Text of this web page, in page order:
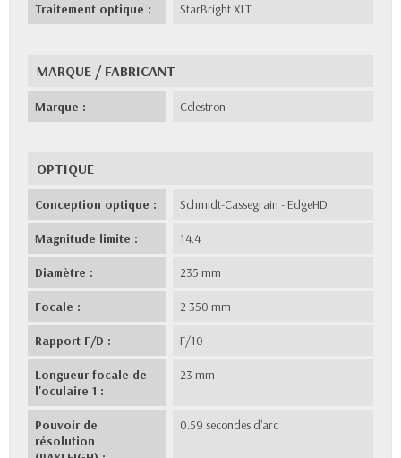
Traitement optique : StarBright XLT
MARQUE / FABRICANT
Marque : Celestron
OPTIQUE
Conception optique : Schmidt-Cassegrain - EdgeHD
Magnitude limite : 14.4
Diamètre : 235 mm
Focale : 2 350 mm
Rapport F/D : F/10
Longueur focale de
l'oculaire 1 :
23 mm
Pouvoir de
résolution
0.59 secondes d'arc